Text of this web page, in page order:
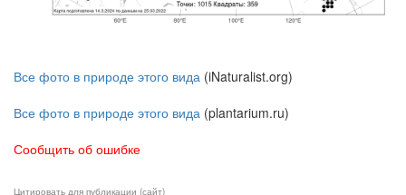
Все фото в природе этого вида (iNaturalist.org)
Все фото в природе этого вида (plantarium.ru)
Сообщить об ошибке
Цитировать для публикации (сайт)